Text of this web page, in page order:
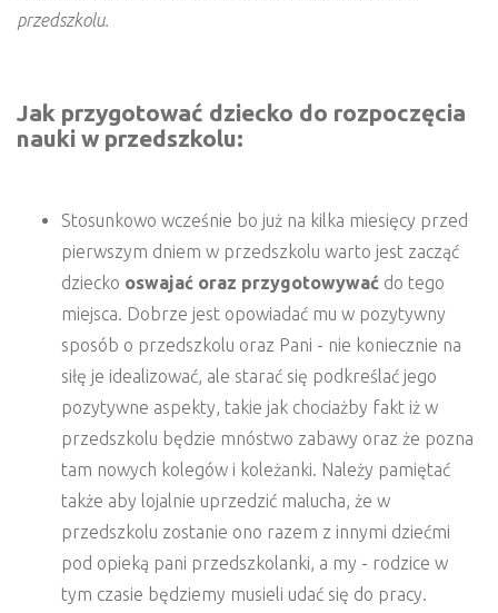
przedszkolu.
Jak przygotować dziecko do rozpoczęcia
nauki w przedszkolu:
Stosunkowo wcześnie bo już na kilka miesięcy przed
pierwszym dniem w przedszkolu warto jest zacząć
dziecko oswajać oraz przygotowywać do tego
miejsca. Dobrze jest opowiadać mu w pozytywny
sposób o przedszkolu oraz Pani - nie koniecznie na
siłę je idealizować, ale starać się podkreślać jego
pozytywne aspekty, takie jak chociażby fakt iż w
przedszkolu będzie mnóstwo zabawy oraz że pozna
tam nowych kolegów i koleżanki. Należy pamiętać
także aby lojalnie uprzedzić malucha, że w
przedszkolu zostanie ono razem z innymi dziećmi
pod opieką pani przedszkolanki, a my - rodzice w
tym czasie będziemy musieli udać się do pracy.